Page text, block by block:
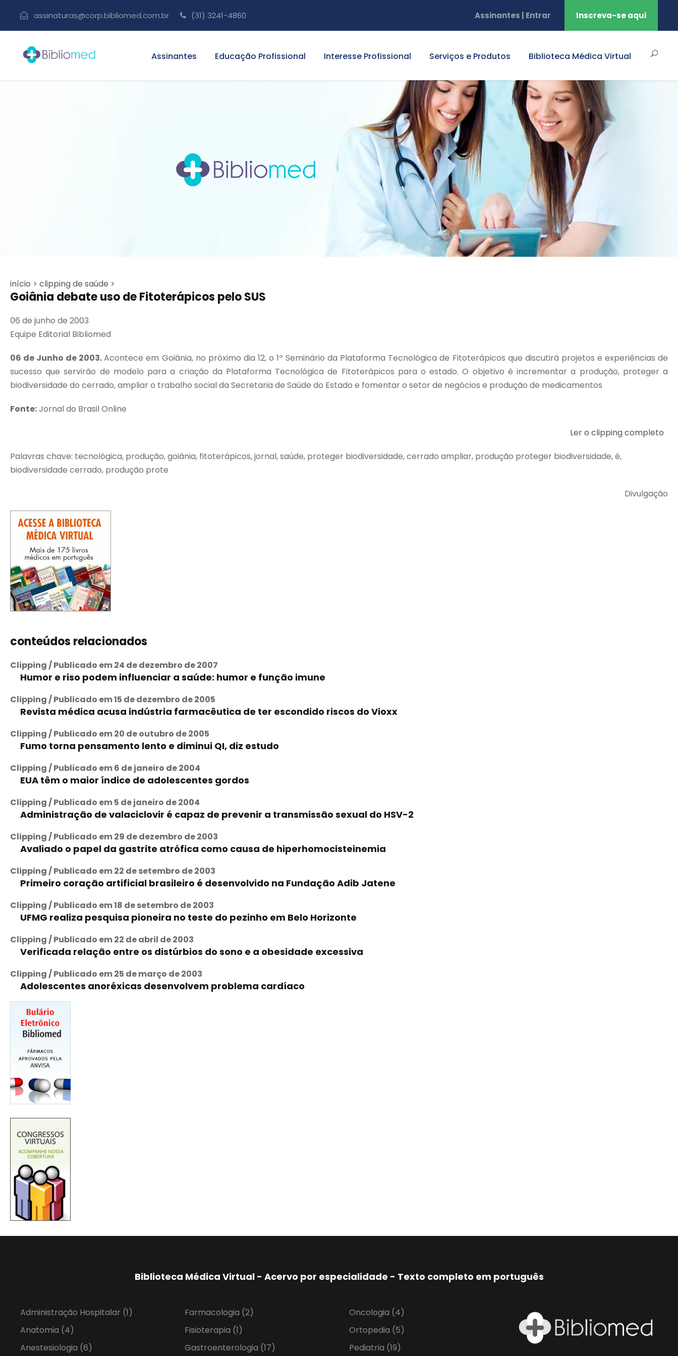
assinaturas@corp.bibliomed.com.br (31) 3241-4860 Assinantes | Entrar Inscreva-se aqui
Assinantes Educação Profissional Interesse Profissional Serviços e Produtos Biblioteca Médica Virtual
início > clipping de saúde >
Goiânia debate uso de Fitoterápicos pelo SUS
06 de junho de 2003
Equipe Editorial Bibliomed
06 de Junho de 2003.Acontece em Goiânia, no próximo dia 12, o 1º Seminário da Plataforma Tecnológica de Fitoterápicos que discutirá projetos e experiências de
sucesso que servirão de modelo para a criação da Plataforma Tecnológica de Fitoterápicos para o estado. O objetivo é incrementar a produção, proteger a
biodiversidade do cerrado, ampliar o trabalho social da Secretaria de Saúde do Estado e fomentar o setor de negócios e produção de medicamentos
Fonte:Jornal do Brasil Online
Ler o clipping completo
Palavras chave: tecnológica, produção, goiânia, fitoterápicos, jornal, saúde, proteger biodiversidade, cerrado ampliar, produção proteger biodiversidade, é,
biodiversidade cerrado, produção prote
Divulgação
conteúdos relacionados
Clipping / Publicado em 24 de dezembro de 2007
Humor e riso podem influenciar a saúde: humor e função imune
Clipping / Publicado em 15 de dezembro de 2005
Revista médica acusa indústria farmacêutica de ter escondido riscos do Vioxx
Clipping / Publicado em 20 de outubro de 2005
Fumo torna pensamento lento e diminui QI, diz estudo
Clipping / Publicado em 6 de janeiro de 2004
EUA têm o maior índice de adolescentes gordos
Clipping / Publicado em 5 de janeiro de 2004
Administração de valaciclovir é capaz de prevenir a transmissão sexual do HSV-2
Clipping / Publicado em 29 de dezembro de 2003
Avaliado o papel da gastrite atrófica como causa de hiperhomocisteinemia
Clipping / Publicado em 22 de setembro de 2003
Primeiro coração artificial brasileiro é desenvolvido na Fundação Adib Jatene
Clipping / Publicado em 18 de setembro de 2003
UFMG realiza pesquisa pioneira no teste do pezinho em Belo Horizonte
Clipping / Publicado em 22 de abril de 2003
Verificada relação entre os distúrbios do sono e a obesidade excessiva
Clipping / Publicado em 25 de março de 2003
Adolescentes anoréxicas desenvolvem problema cardíaco
Biblioteca Médica Virtual - Acervo por especialidade - Texto completo em português
Administração Hospitalar (1)
Anatomia (4)
Anestesiologia (6)
Farmacologia (2)
Fisioterapia (1)
Gastroenterologia (17)
Oncologia (4)
Ortopedia (5)
Pediatria (19)